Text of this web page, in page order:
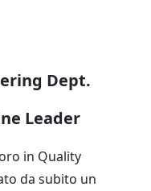
Dept.
Leader
in Quality
da subito un